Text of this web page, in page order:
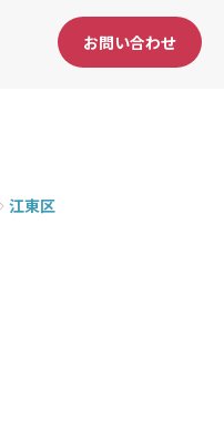
お問い合わせ
江東区